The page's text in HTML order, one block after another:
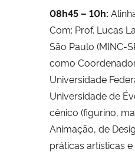
08h45 – 10h:
Com: Prof. Lucas
São Paulo (MINC-
como
Universidade
Universidade de
cênico (figurino,
Animação, de
práticas artísticas